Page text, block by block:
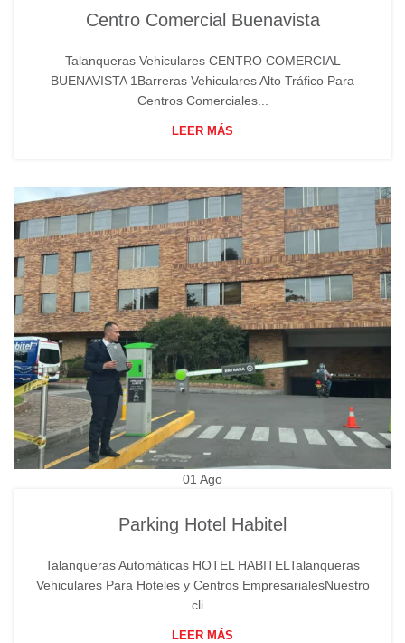
Centro Comercial Buenavista
Talanqueras Vehiculares CENTRO COMERCIAL
BUENAVISTA 1Barreras Vehiculares Alto Tráfico Para
Centros Comerciales...
LEER MÁS
01 Ago
Parking Hotel Habitel
Talanqueras Automáticas HOTEL HABITELTalanqueras
Vehiculares Para Hoteles y Centros EmpresarialesNuestro
cli...
LEER MÁS